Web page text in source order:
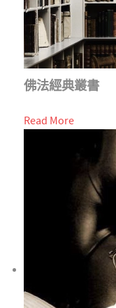
佛法經典叢書
Read More